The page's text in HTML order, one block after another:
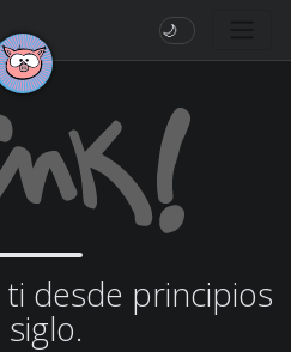
🌙
desde principios